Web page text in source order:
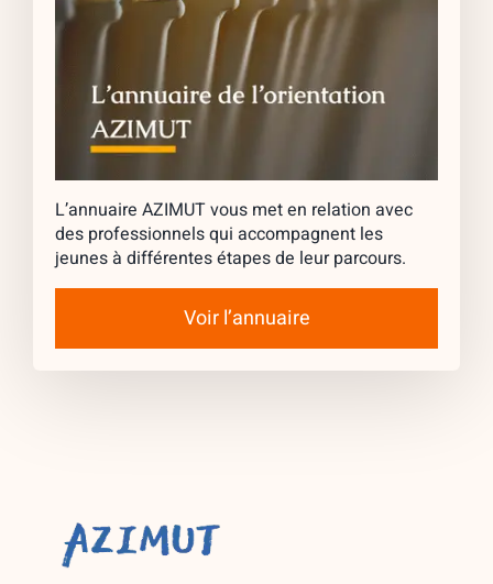
L’annuaire AZIMUT vous met en relation avec
des professionnels qui accompagnent les
jeunes à différentes étapes de leur parcours.
Voir l’annuaire